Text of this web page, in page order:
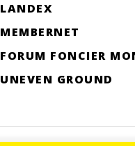
LANDEX
MEMBERNET
FORUM FONCIER
UNEVEN GROUND